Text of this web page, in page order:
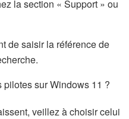
la section « Support » ou
de saisir la référence de
veillez à choisir celui